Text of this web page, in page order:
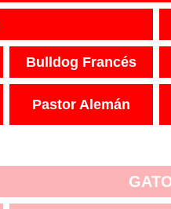
Bulldog Francés
Pastor Alemán